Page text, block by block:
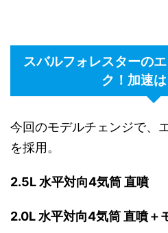
スバルフォレスターの
ク！加速
今回のモデルチェンジで、
を採用。
2.5L 水平対向4気筒 直噴
2.0L 水平対向4気筒 直噴＋